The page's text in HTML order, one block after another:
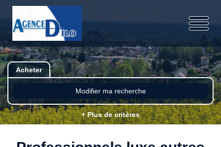
Acheter
Modifier ma recherche
+ Plus de critères